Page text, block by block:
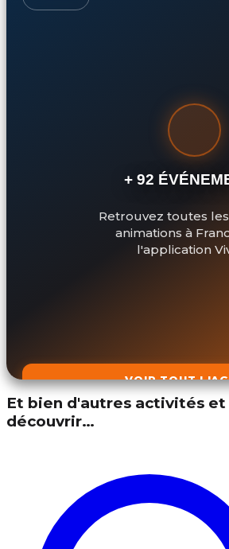
+ 92
Retrouvez toutes
animations à
l'application
VOIR TOUT
Et bien d'autres activités et
découvrir…